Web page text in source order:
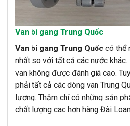
Van bi gang Trung Quốc
Van bi gang Trung Quốc có thể
nhất so với tất cả các nước
van không được đánh giá cao.
phải tất cả các dòng van Trung
lượng. Thậm chí có những sản
chất lượng cao hơn hàng Đài